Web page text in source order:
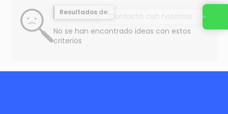
Resultados de:
No se han encontrado ideas con estos
criterios
Contacta con nosotros